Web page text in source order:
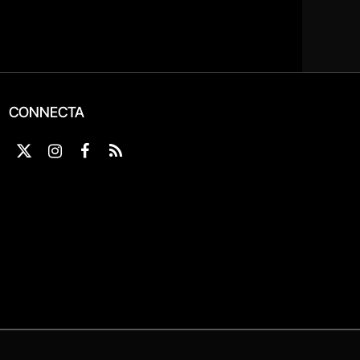
CONNECTA
X
InstagramFacebook
RSS